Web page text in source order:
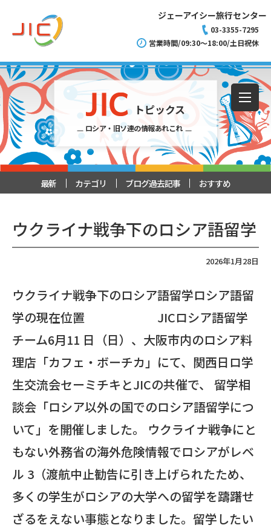
ジェーアイシー旅行センター
03-3355-7295
営業時間/09:30～18:00/土日祝休
トピックス
ロシア・旧ソ連の情報あれこれ
最新 カテゴリ ブログ過去記事 おすすめ
ウクライナ戦争下のロシア語留学
2026年1月28日
ウクライナ戦争下のロシア語留学ロシア語留
学の現在位置 JICロシア語留学
チーム6月11 日（日）、大阪市内のロシア料
理店「カフェ・ボーチカ」にて、関西日ロ学
生交流会セーミチキとJICの共催で、 留学相
談会「ロシア以外の国でのロシア語留学につ
いて」を開催しました。 ウクライナ戦争にと
もない外務省の海外危険情報でロシアがレベ
ル 3（渡航中止勧告に引き上げられたため、
多くの学生がロシアの大学への留学を躊躇せ
ざるをえない事態となりました。留学したい